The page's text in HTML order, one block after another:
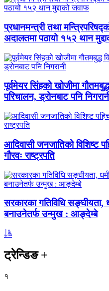
प्रधानमन्त्री तथा
अदालतमा पठायो १५२ थान
पूर्वमेयर सिंहको खोजीमा
परिचालन, ड्रोनबाट पनि
आदिवासी जनजातिको विशिष्ट
गौरवः राष्ट्रपति
सरकारका गतिविधि सङ्घीयता,
बनाउनेतर्फ उन्मुख : आङ्देम्बे
ट्रेन्डिङ+
१